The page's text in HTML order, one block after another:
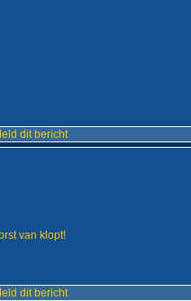
dit bericht
van klopt!
dit bericht